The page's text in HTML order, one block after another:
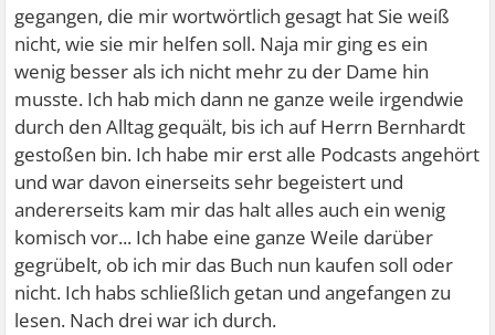
gegangen, die mir wortwörtlich gesagt hat Sie weiß
nicht, wie sie mir helfen soll. Naja mir ging es ein
wenig besser als ich nicht mehr zu der Dame hin
musste. Ich hab mich dann ne ganze weile irgendwie
durch den Alltag gequält, bis ich auf Herrn Bernhardt
gestoßen bin. Ich habe mir erst alle Podcasts angehört
und war davon einerseits sehr begeistert und
andererseits kam mir das halt alles auch ein wenig
komisch vor... Ich habe eine ganze Weile darüber
gegrübelt, ob ich mir das Buch nun kaufen soll oder
nicht. Ich habs schließlich getan und angefangen zu
lesen. Nach drei war ich durch.